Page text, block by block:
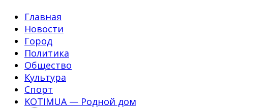
Главная
Новости
Город
Политика
Общество
Культура
Спорт
KOTIMUA — Родной дом